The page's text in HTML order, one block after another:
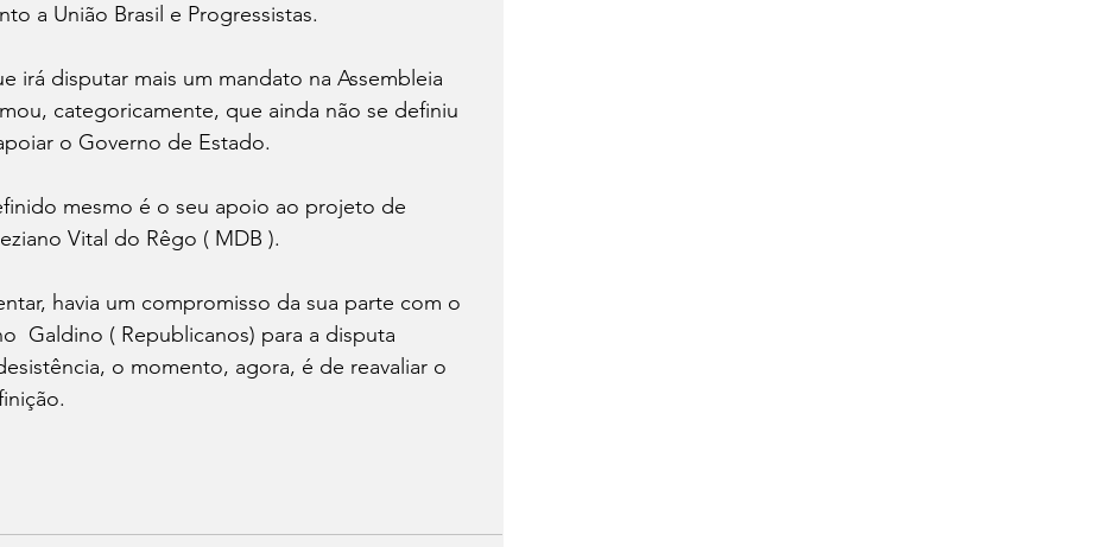
a União Brasil e Progressistas.
irá disputar mais um mandato na Assembleia
categoricamente, que ainda não se definiu
o Governo de Estado.
mesmo é o seu apoio ao projeto de
Vital do Rêgo ( MDB ).
havia um compromisso da sua parte com o
Galdino ( Republicanos) para a disputa
o momento, agora, é de reavaliar o